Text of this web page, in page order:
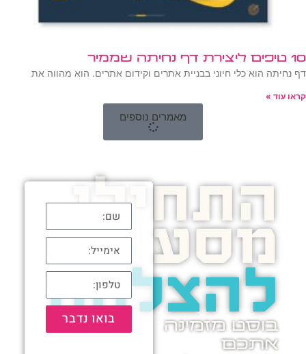
10 טיפים ליצירת דף נחיתה שממיר
דף נחיתה הוא כלי חיוני בבניית אתרים וקידום אתרים. הוא מהווה את
קראו עוד »
מאמרים נוספים
התחילו
מסע
להצלחה
בוסט מזמינה
אתכם
בואו נדבר